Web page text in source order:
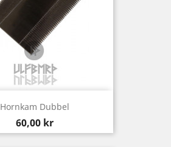
Hornkam Dubbel
Pris
60,00 kr